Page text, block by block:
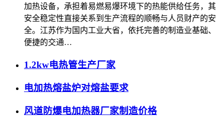
加热设备，承担着易燃易爆环境下的热能供给任务，其
安全稳定性直接关系到生产流程的顺畅与人员财产的安
全。江苏作为国内工业大省，依托完善的制造业基础、
便捷的交通…
1.2kw电热管生产厂家
电加热熔盐炉对熔盐要求
风道防爆电加热器厂家制造价格